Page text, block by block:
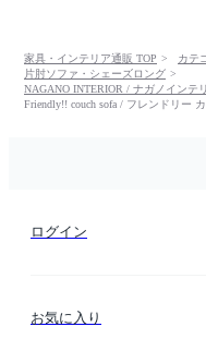
家具・インテリア通販 TOP カテ
片肘ソファ・シェーズロング
NAGANO INTERIOR / ナガノインテ
Friendly!! couch sofa / フレンドリー
ログイン
お気に入り